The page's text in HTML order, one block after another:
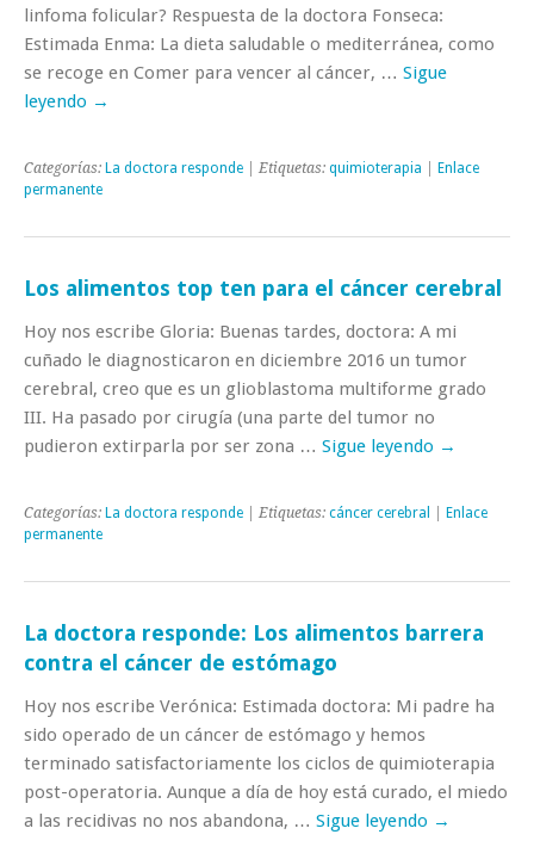
linfoma folicular? Respuesta de la doctora Fonseca:
Estimada Enma: La dieta saludable o mediterránea, como
se recoge en Comer para vencer al cáncer, … Sigue
leyendo →
Categorías: La doctora responde | Etiquetas: quimioterapia
Enlace
permanente
Los alimentos top ten para el cáncer cerebral
Hoy nos escribe Gloria: Buenas tardes, doctora: A mi
cuñado le diagnosticaron en diciembre 2016 un tumor
cerebral, creo que es un glioblastoma multiforme grado
III. Ha pasado por cirugía (una parte del tumor no
pudieron extirparla por ser zona … Sigue leyendo →
Categorías: La doctora responde | Etiquetas: cáncer cerebral
Enlace
permanente
La doctora responde: Los alimentos barrera
contra el cáncer de estómago
Hoy nos escribe Verónica: Estimada doctora: Mi padre ha
sido operado de un cáncer de estómago y hemos
terminado satisfactoriamente los ciclos de quimioterapia
post-operatoria. Aunque a día de hoy está curado, el miedo
a las recidivas no nos abandona, … Sigue leyendo →